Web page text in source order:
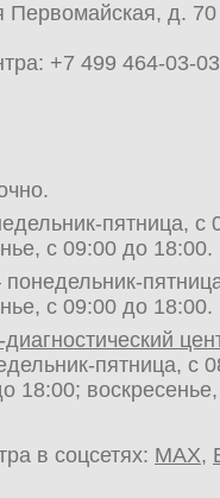
Первомайская, д.
+7 499 464-03-03
пятница, с
с 09:00 до 18:00.
с 09:00 до 18:00.
диагностический
пятница, с
18:00;
в соцсетях: MAX,